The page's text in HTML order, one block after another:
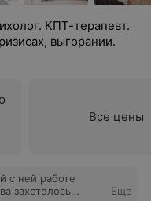
КПТ-терапевт.
выгорании.
Все цены
с ней работе
захотелось
Еще